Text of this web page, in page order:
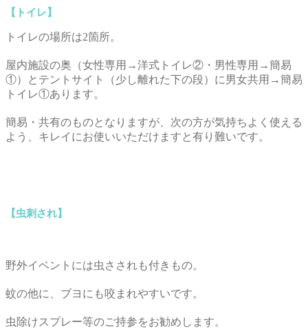
【トイレ】
トイレの場所は2箇所。
屋内施設の奥（女性専用→洋式トイレ②・男性専用→簡易
①）とテントサイト（少し離れた下の段）に男女共用→簡易
トイレ①あります。
簡易・共有のものとなりますが、次の方が気持ちよく使える
よう、キレイにお使いいただけますと有り難いです。
【虫刺され】
野外イベントには虫さされも付きもの。
蚊の他に、ブヨにも咬まれやすいです。
虫除けスプレー等のご持参をお勧めします。